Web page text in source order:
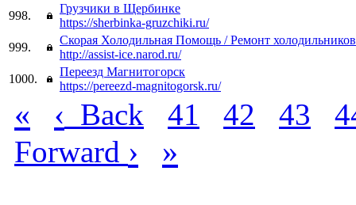
998.
Грузчики в Щербинке
https://sherbinka-gruzchiki.ru/
999.
Скорая Холодильная Помощь / Ремонт
http://assist-ice.narod.ru/
1000.
Переезд Магнитогорск
https://pereezd-magnitogorsk.ru/
« ‹ Back 41 42 43
Forward › »